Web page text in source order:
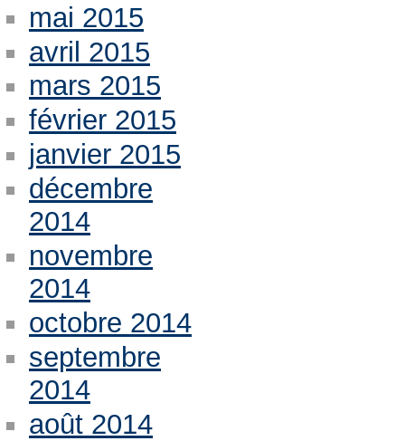
mai 2015
avril 2015
mars 2015
février 2015
janvier 2015
décembre
2014
novembre
2014
octobre 2014
septembre
2014
août 2014